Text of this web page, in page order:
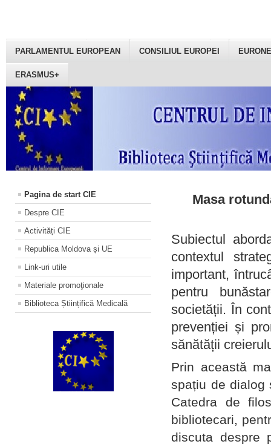
PARLAMENTUL EUROPEAN CONSILIUL EUROPEI
ERASMUS+
Pagina de start CIE
Despre CIE
Activități CIE
Republica Moldova și UE
Link-uri utile
Materiale promoţionale
Biblioteca Științifică Medicală
Masa
Subiectul
contextul
important,
pentru
societății. În
prevenției și
sănătății
Prin această
spațiu de dialog
Catedra de
bibliotecari,
discuta despre